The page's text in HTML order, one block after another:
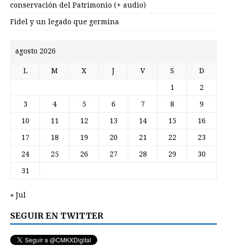
conservación del Patrimonio (+ audio)
Fidel y un legado que germina
agosto 2026
L M X J V S D
1 2
3 4 5 6 7 8 9
10 11 12 13 14 15 16
17 18 19 20 21 22 23
24 25 26 27 28 29 30
31
« Jul
SEGUIR EN TWITTER